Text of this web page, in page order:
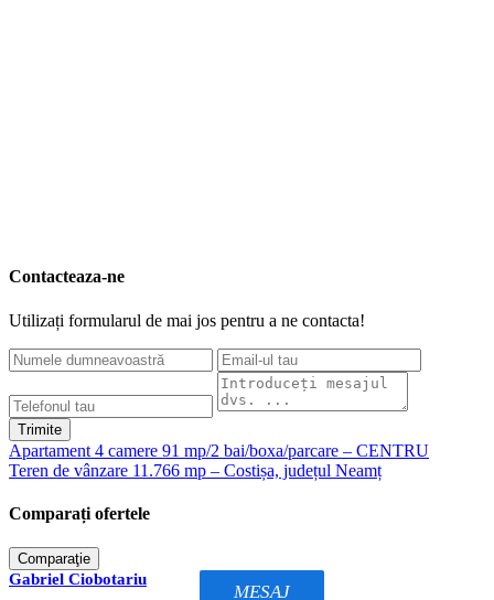
Contacteaza-ne
Utilizați formularul de mai jos pentru a ne contacta!
Trimite
Apartament 4 camere 91 mp/2 bai/boxa/parcare – CENTRU
Teren de vânzare 11.766 mp – Costișa, județul Neamț
Comparați ofertele
Comparaţie
Gabriel Ciobotariu
MESAJ